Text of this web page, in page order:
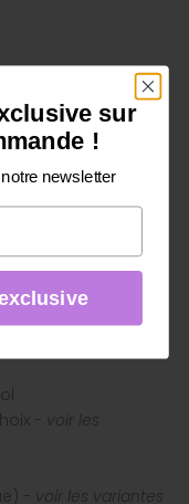
de soirée, à
sous toutes ses
rafraîchissantes
% vol. - ou bien
notre
- voir les
- voir les variantes
an
sur
!
newsletter